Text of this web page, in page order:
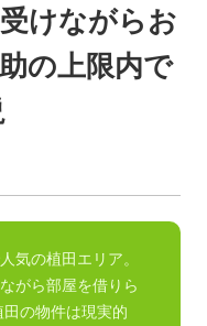
けながらお
の上限内で
気の植田エリア。
がら部屋を借りら
の物件は現実的